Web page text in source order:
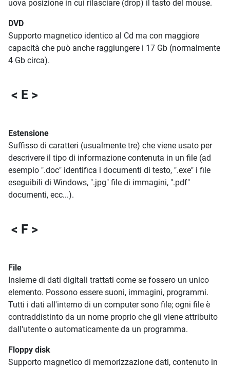
uova posizione in cui rilasciare (drop) il tasto del mouse.
DVD
Supporto magnetico identico al Cd ma con maggiore
capacità che può anche raggiungere i 17 Gb (normalmente
4 Gb circa).
< E >
Estensione
Suffisso di caratteri (usualmente tre) che viene usato per
descrivere il tipo di informazione contenuta in un file (ad
esempio ".doc" identifica i documenti di testo, ".exe" i file
eseguibili di Windows, ".jpg" file di immagini, ".pdf"
documenti, ecc...).
< F >
File
Insieme di dati digitali trattati come se fossero un unico
elemento. Possono essere suoni, immagini, programmi.
Tutti i dati all'interno di un computer sono file; ogni file è
contraddistinto da un nome proprio che gli viene attribuito
dall'utente o automaticamente da un programma.
Floppy disk
Supporto magnetico di memorizzazione dati, contenuto in